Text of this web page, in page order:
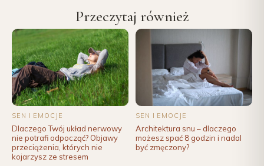
Przeczytaj również
SEN I EMOCJE
Dlaczego Twój układ nerwowy
nie potrafi odpocząć? Objawy
przeciążenia, których nie
kojarzysz ze stresem
SEN I EMOCJE
Architektura snu – dlaczego
możesz spać 8 godzin i nadal
być zmęczony?